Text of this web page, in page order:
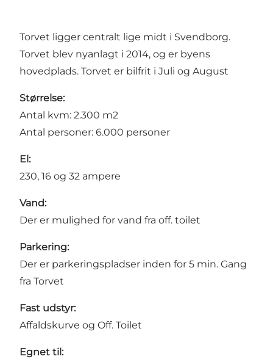
Torvet ligger centralt lige midt i Svendborg.
Torvet blev nyanlagt i 2014, og er byens
hovedplads. Torvet er bilfrit i Juli og August
Størrelse:
Antal kvm: 2.300 m2
Antal personer: 6.000 personer
El:
230, 16 og 32 ampere
Vand:
Der er mulighed for vand fra off. toilet
Parkering:
Der er parkeringspladser inden for 5 min. Gang
fra Torvet
Fast udstyr:
Affaldskurve og Off. Toilet
Egnet til: